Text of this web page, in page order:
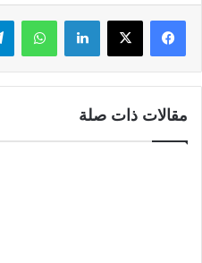
لينكدإن واتساب
مقالات ذات صلة